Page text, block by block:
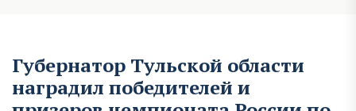
Губернатор Тульской области
наградил победителей и